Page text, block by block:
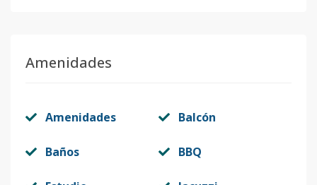
Amenidades
Amenidades Balcón
Baños BBQ